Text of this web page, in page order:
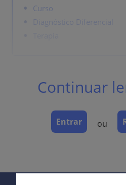
Curso
Diagnóstico Diferencial
Tumor ceratinocítico
Etologia e Patogénese
Continuar
Entrar ou